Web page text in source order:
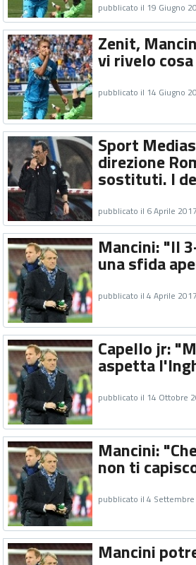
pubblicato il 19 Giugno
Zenit,
vi rivelo
pubblicato il 14 Giugno
Sport
direzione
sostituti. I
pubblicato il 6 Aprile 2017
Mancini: "Il
una sfida
pubblicato il 4 Aprile 2017
Capello jr:
aspetta
pubblicato il 14 Ottobre
Mancini:
non ti
pubblicato il 4
Mancini